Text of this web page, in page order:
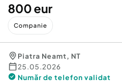
800 eur
Companie
Piatra Neamt, NT
25.05.2026
Număr de telefon validat